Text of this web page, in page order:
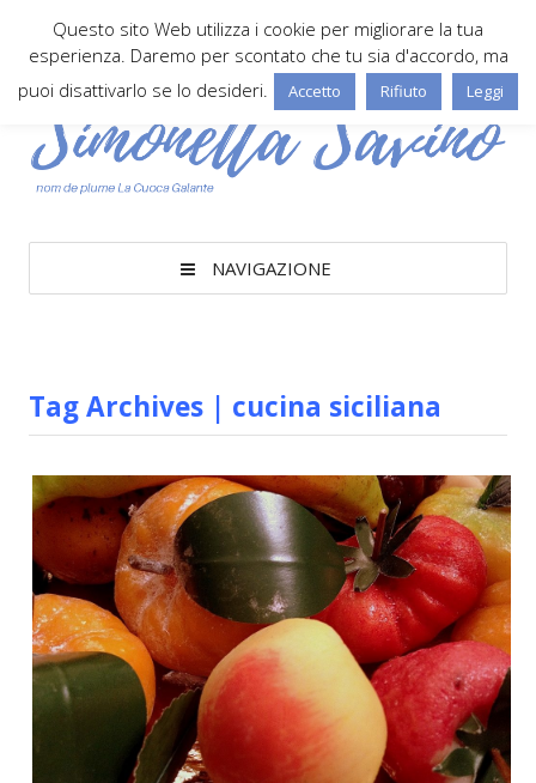
NAVIGAZIONE
Tag Archives | cucina siciliana
Questo sito Web utilizza i cookie per migliorare la tua
esperienza. Daremo per scontato che tu sia d'accordo, ma
puoi disattivarlo se lo desideri.
Accetto Rifiuto Leggi